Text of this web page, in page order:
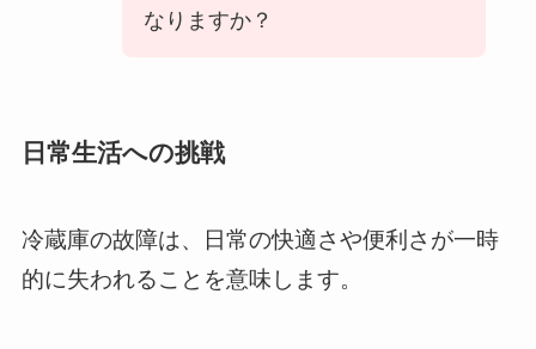
なりますか？
日常生活への挑戦
冷蔵庫の故障は、日常の快適さや便利さが一時
的に失われることを意味します。